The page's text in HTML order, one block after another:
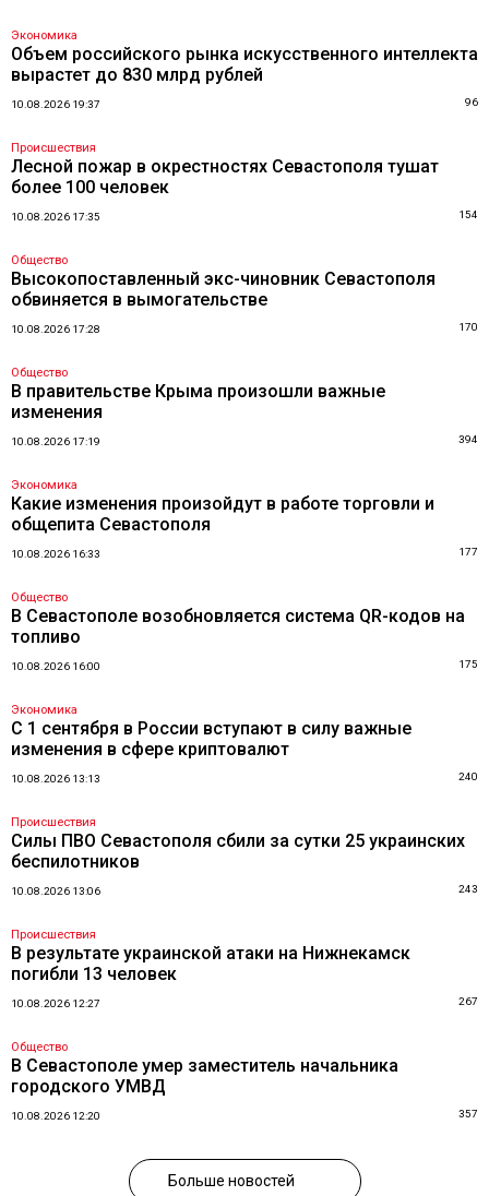
Экономика
Объем российского рынка искусственного интеллекта
вырастет до 830 млрд рублей
10.08.2026 19:37 96
Происшествия
Лесной пожар в окрестностях Севастополя тушат
более 100 человек
10.08.2026 17:35 154
Общество
Высокопоставленный экс-чиновник Севастополя
обвиняется в вымогательстве
10.08.2026 17:28 170
Общество
В правительстве Крыма произошли важные
изменения
10.08.2026 17:19 394
Экономика
Какие изменения произойдут в работе торговли и
общепита Севастополя
10.08.2026 16:33 177
Общество
В Севастополе возобновляется система QR-кодов на
топливо
10.08.2026 16:00 175
Экономика
С 1 сентября в России вступают в силу важные
изменения в сфере криптовалют
10.08.2026 13:13 240
Происшествия
Силы ПВО Севастополя сбили за сутки 25 украинских
беспилотников
10.08.2026 13:06 243
Происшествия
В результате украинской атаки на Нижнекамск
погибли 13 человек
10.08.2026 12:27 267
Общество
В Севастополе умер заместитель начальника
городского УМВД
10.08.2026 12:20 357
Больше новостей